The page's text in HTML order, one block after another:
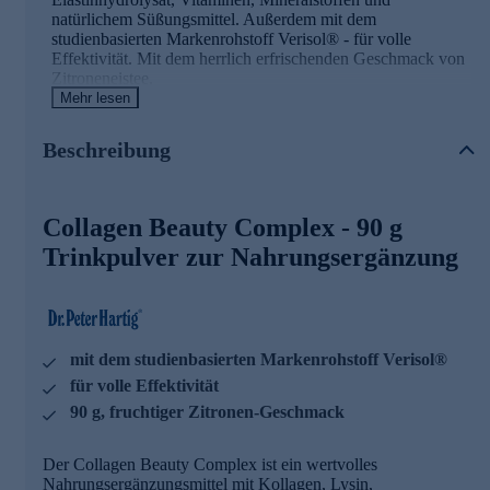
natürlichem Süßungsmittel. Außerdem mit dem
studienbasierten Markenrohstoff Verisol® - für volle
Effektivität. Mit dem herrlich erfrischenden Geschmack von
Zitroneneistee.
Biotin, Zink, Vitamin A, B2 und B3 tragen zur
Bindegewebe bei
Vitamin C trägt zu einer normalen Kollagenbildung für
eine normale Funktion der Haut bei
Dr. Peter Hartig® forscht für Ihre Gesundheit
Seit knapp 40 Jahren steht der Name Dr. Peter Hartig® für
die Erforschung von Mikroalgen und die Entwicklung von
den Pflanzen. Gemeinsam mit seinem Wissenschaftsteam
Mehr lesen
Beschreibung
Collagen Beauty Complex - 90 g
Trinkpulver zur Nahrungsergänzung
mit dem studienbasierten Markenrohstoff Verisol®
für volle Effektivität
90 g, fruchtiger Zitronen-Geschmack
Der Collagen Beauty Complex ist ein wertvolles
Nahrungsergänzungsmittel mit Kollagen, Lysin,